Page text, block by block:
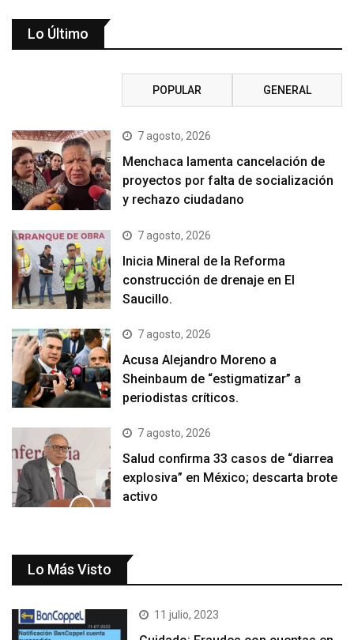
Lo Último
POPULAR GENERAL
7 agosto, 2026
Menchaca lamenta cancelación de
proyectos por falta de socialización
y rechazo ciudadano
7 agosto, 2026
Inicia Mineral de la Reforma
construcción de drenaje en El
Saucillo.
7 agosto, 2026
Acusa Alejandro Moreno a
Sheinbaum de “estigmatizar” a
periodistas críticos.
7 agosto, 2026
Salud confirma 33 casos de “diarrea
explosiva” en México; descarta brote
activo
Lo Más Visto
11 julio, 2023